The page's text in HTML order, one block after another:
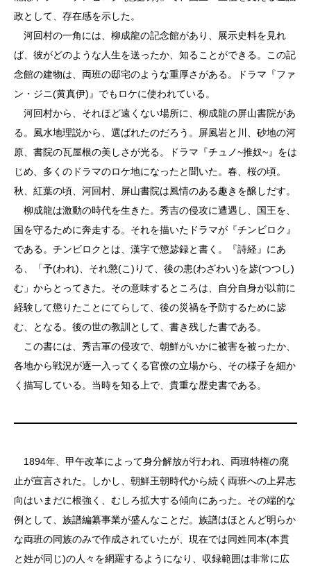
政として、存在感を示した。
河回村の一角には、柳成龍の記念館があり、展示史料を見れ
ば、彼がどのような人生を送ったか、知ることができる。この記
念館の建物は、両班の邸宅のような重厚さがある。ドラマ『ファ
ン・ジニ(黄真伊)』でもロケに使われている。
河回村から、それほど遠くない場所に、柳成龍の屏山書院があ
る。風水地理説から、選ばれたのだろう。屏風岩と川、砂地の河
原、書院の瓦屋根の美しさが光る。ドラマ『チュノ~推奴~』をは
じめ、多くのドラマのロケ地になったと聞いた。春、桜の頃。
秋、紅葉の頃、河回村、屏山書院は風情のある趣きを醸しだす。
柳成龍は激動の時代を生きた。秀吉の侵攻に遭遇し、国王を、
国を守るために奔走する。それを描いたドラマが『チンビロク』
である。チンビロクとは、漢字で懲毖録と書く。『詩経』にあ
る、「予(われ)、それ懲(こ)りて、後の患(わざわい)を毖(つつし)
む」からとってきた。その意味するところは、自分自身が以前に
経験して懲りたことにてらして、後の災禍を予防するために毖
む、となる。後の世の教訓として、書き残した書である。
この書には、秀吉軍の侵攻で、朝鮮がいかに被害を被ったか、
各地から戦況が逐一入ってくる官僚の立場から、その様子を細か
く描写している。当時を知る上で、貴重な歴史書である。
1894年、甲午改革によって身分解放が行われ、両班特権の廃
止が宣言された。しかし、朝鮮王朝時代から続く両班への上昇志
向はいまだに根強く、むしろ拡大する傾向にあった。その端的な
例として、族譜編纂事業が盛んなことだ。族譜はほとんど明らか
な両班の同族のみで作成されていたが、現在では同姓同本(本貫
と姓が同じ)の人々を網羅するようになり、収録範囲は非常に広